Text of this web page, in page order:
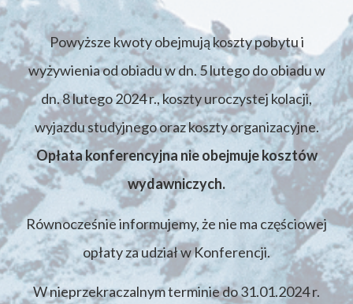
Powyższe kwoty obejmują koszty pobytu i
wyżywienia od obiadu w dn. 5 lutego do obiadu w
dn. 8 lutego 2024 r., koszty uroczystej kolacji,
wyjazdu studyjnego oraz koszty organizacyjne.
Opłata konferencyjna nie obejmuje kosztów
wydawniczych.
Równocześnie informujemy, że nie ma częściowej
opłaty za udział w Konferencji.
W nieprzekraczalnym terminie do 31.01.2024 r.